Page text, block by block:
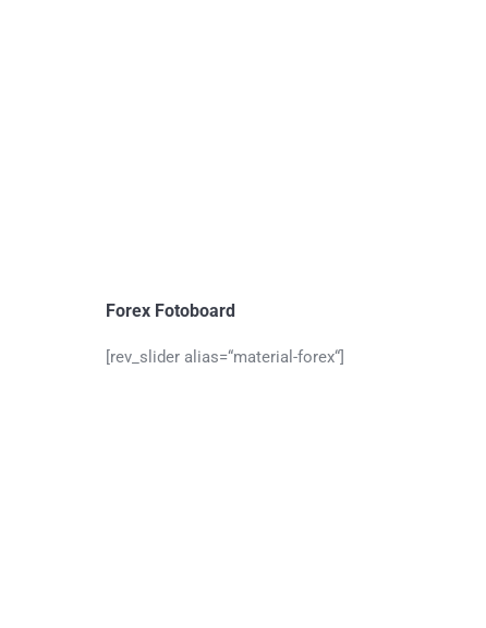
Forex Fotoboard
[rev_slider alias=“material-forex“]